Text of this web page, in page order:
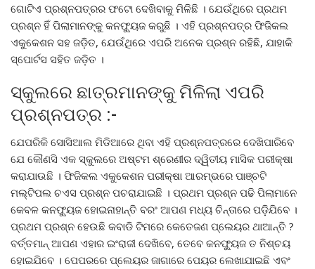
ଗୋଟିଏ ପ୍ରଶ୍ନପତ୍ରର ଫଟୋ ଦେଖିବାକୁ ମିଳିଛି । ଯେଉଁଥିରେ ପ୍ରଥମ
ପ୍ରଶ୍ନ ହିଁ ପିଲାମାନଙ୍କୁ କନଫ୍ୟୁଜ କରୁଛି । ଏହି ପ୍ରଶ୍ନପତ୍ର ଫିଜିକଲ
ଏକୁକେଶନ ସହ ଜଡ଼ିତ, ଯେଉଁଥିରେ ଏପରି ଅନେକ ପ୍ରଶ୍ନ ରହିଛି, ଯାହାକି
ସ୍ପୋର୍ଟସ ସହିତ ଜଡ଼ିତ ।
ସ୍କୁଲରେ ଛାତ୍ରମାନଙ୍କୁ ମିଳିଲା ଏପରି
ପ୍ରଶ୍ନପତ୍ର :-
ଯେପରିକି ସୋସିଆଲ ମିଡିଆରେ ଥିବା ଏହି ପ୍ରଶ୍ନପତ୍ରରେ ଦେଖିପାରିବେ
ଯେ କୌଣସି ଏକ ସ୍କୁଲରେ ଅଷ୍ଟମ ଶ୍ରେଣୀର ଦ୍ୱିତୀୟ ମାସିକ ପରୀକ୍ଷା
କରାଯାଉଛି । ଫିଜିକଲ ଏକୁକେଶନ ପରୀକ୍ଷା ଆରମ୍ଭରେ ପାଞ୍ଚଟି
ମଲ୍ଟିପଲ ଚଏସ ପ୍ରଶ୍ନ ପଚରାଯାଇଛି । ପ୍ରଥମ ପ୍ରଶ୍ନ ପଢି ପିଲାମାନେ
କେବଳ କନଫ୍ୟୁଜ ହୋଇନାହାନ୍ତି ବରଂ ଆପଣ ମଧ୍ୟ ଚିନ୍ତାରେ ପଡ଼ିଯିବେ ।
ପ୍ରଥମ ପ୍ରଶ୍ନ ହେଉଛି କବାଡି ଟିମରେ କେତେଜଣ ପ୍ଲେୟର ଥାଆନ୍ତି ?
ବର୍ତ୍ତମାନ୍ ଆପଣ ଏହାର ଇଂରାଜୀ ଦେଖିବେ, ତେବେ କନଫ୍ୟୁଜ ତ ନିଶ୍ଚୟ
ହୋଇଯିବେ । ପେପରରେ ପ୍ଲେୟର ଜାଗାରେ ପେୟର ଲେଖାଯାଇଛି ଏବଂ